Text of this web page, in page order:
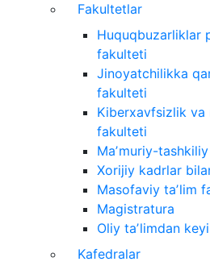
Fakultetlar
Huquqbuzarliklar
fakulteti
Jinoyatchilikka
fakulteti
Kiberxavfsizlik va
fakulteti
Maʼmuriy-
Xorijiy kadrlar
Masofaviy taʼlim
Magistratura
Oliy taʼlimdan
Kafedralar